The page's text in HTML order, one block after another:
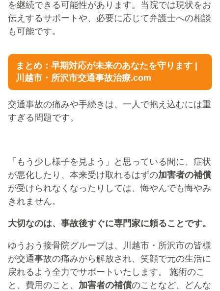
を継続できる可能性があります。当院では現状をお
伝えするサポートや、必要に応じて弁護士への相談
も可能です。
まとめ：早期対応が未来のあなたを守ります |
川越市・所沢市交通事故治療.com
交通事故の痛みや手続きは、一人で抱え込むには重
すぎる問題です。
「もう少し様子を見よう」と思っている間に、症状
が悪化したり、本来受け取れるはずの加害者の補償
が受けられなくなったりしては、悔やんでも悔やみ
きれません。
大切なのは、事故後すぐに専門家に頼ることです。
ゆうおう接骨院グループは、川越市・所沢市の皆様
が交通事故の痛みから解放され、笑顔で元の生活に
戻れるよう全力でサポートいたします。 施術のこ
と、費用のこと、 加害者の補償のことなど、どんな